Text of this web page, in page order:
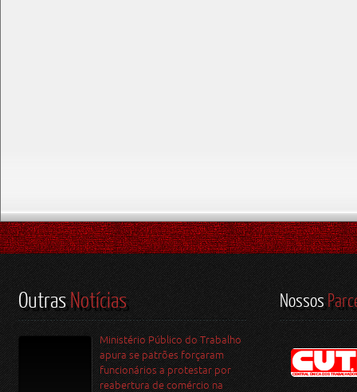
OutrasNotícias
Ministério Público do Trabalho
apura se patrões forçaram
funcionários a protestar por
reabertura de comércio na
Nossos